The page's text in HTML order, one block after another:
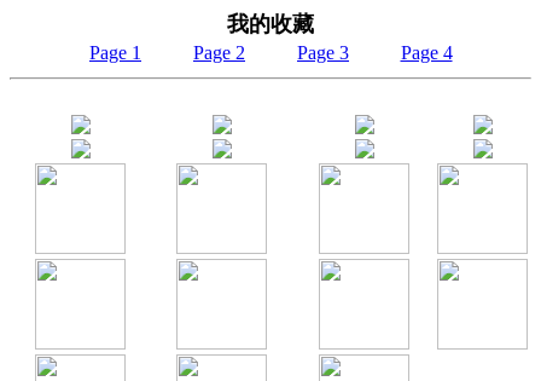
我的收藏
Page 1 Page 2 Page 3 Page 4